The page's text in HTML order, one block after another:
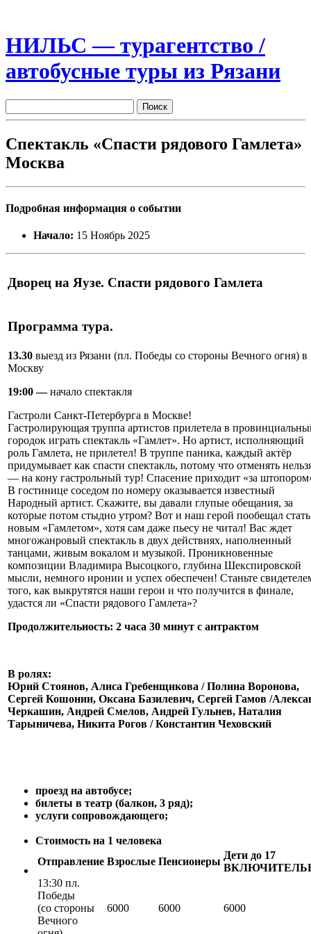
НИЛЬС — турагентство /
автобусные туры из Рязани
Спектакль «Спасти рядового Гамлета»
Москва
Подробная информация о событии
Начало: 15 Ноябрь 2025
Дворец на Яузе. Спасти рядового Гамлета
Программа тура.
13.30 выезд из Рязани (пл. Победы со стороны Вечного огня) в
Москву
19:00 —начало спектакля
Гастроли Санкт-Петербурга в Москве!
Гастролирующая труппа артистов прилетела в
городок играть спектакль «Гамлет». Но артист, исполняющий
роль Гамлета, не прилетел! В труппе паника, каждый актёр
придумывает как спасти спектакль, потому что отменять
— на кону гастрольный тур! Спасение приходит «за
В гостинице соседом по номеру оказывается известный
Народный артист. Скажите, вы давали глупые обещания, за
которые потом стыдно утром? Вот и наш герой пообещал стать
новым «Гамлетом», хотя сам даже пьесу не читал! Вас ждет
многожанровый спектакль в двух действиях, наполненный
танцами, живым вокалом и музыкой. Проникновенные
композиции Владимира Высоцкого, глубина Шекспировской
мысли, немного иронии и успех обеспечен! Станьте
того, как выкрутятся наши герои и что получится в финале,
удастся ли «Спасти рядового Гамлета»?
Продолжительность: 2 часа 30 минут с антрактом
В ролях:
Юрий Стоянов, Алиса Гребенщикова / Полина Воронова,
Сергей Кошонин, Оксана Базилевич, Сергей Гамов /
Черкашин, Андрей Смелов, Андрей Гульнев, Наталия
Тарыничева, Никита Рогов / Константин Чеховский
проезд на автобусе;
билеты в театр (балкон, 3 ряд);
услуги сопровождающего;
Стоимость на 1 человека
Отправление Взрослые Пенсионеры
Дети до 17
13:30 пл.
Победы
(со стороны
Вечного
6000 6000 6000